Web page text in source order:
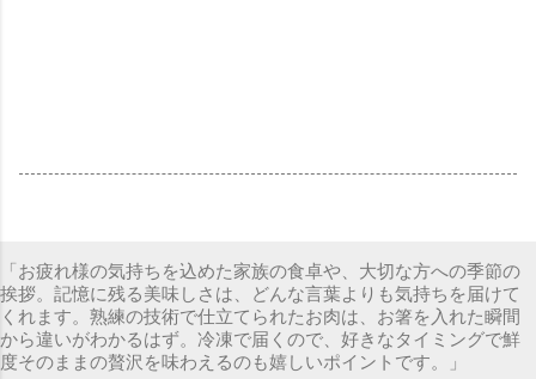
「お疲れ様の気持ちを込めた家族の食卓や、大切な方への季節の
挨拶。記憶に残る美味しさは、どんな言葉よりも気持ちを届けて
くれます。熟練の技術で仕立てられたお肉は、お箸を入れた瞬間
から違いがわかるはず。冷凍で届くので、好きなタイミングで鮮
度そのままの贅沢を味わえるのも嬉しいポイントです。」